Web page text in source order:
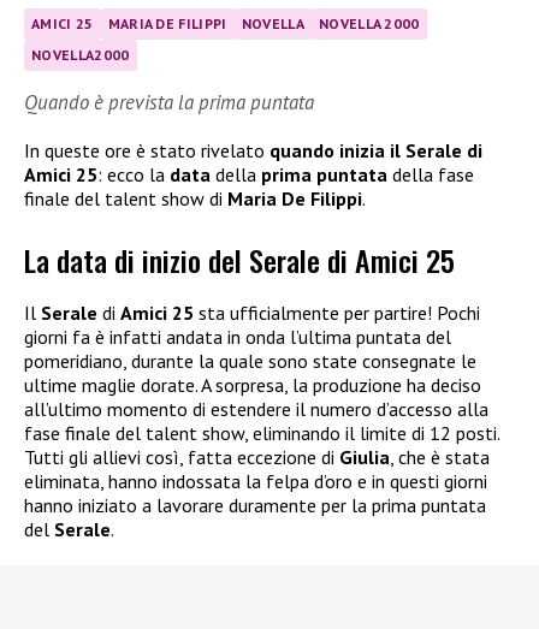
AMICI 25 MARIA DE FILIPPI NOVELLA
NOVELLA 2000
NOVELLA2000
Quando è prevista la prima puntata
In queste ore è stato rivelato quando inizia il Serale di
Amici 25: ecco la data della prima puntata della fase
finale del talent show di Maria De Filippi.
La data di inizio del Serale di Amici 25
Il Serale di Amici 25 sta ufficialmente per partire! Pochi
giorni fa è infatti andata in onda l’ultima puntata del
pomeridiano, durante la quale sono state consegnate le
ultime maglie dorate. A sorpresa, la produzione ha deciso
all’ultimo momento di estendere il numero d’accesso alla
fase finale del talent show, eliminando il limite di 12 posti.
Tutti gli allievi così, fatta eccezione di Giulia , che è stata
eliminata, hanno indossata la felpa d’oro e in questi giorni
hanno iniziato a lavorare duramente per la prima puntata
del Serale.